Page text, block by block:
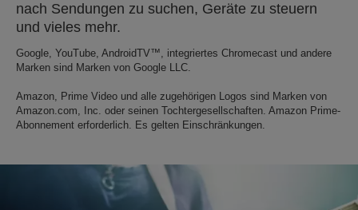
nach Sendungen zu suchen, Geräte zu steuern
und vieles mehr.
Google, YouTube, AndroidTV™, integriertes Chromecast und andere
Marken sind Marken von Google LLC.
Amazon, Prime Video und alle zugehörigen Logos sind Marken von
Amazon.com, Inc. oder seinen Tochtergesellschaften. Amazon Prime-
Abonnement erforderlich. Es gelten Einschränkungen.